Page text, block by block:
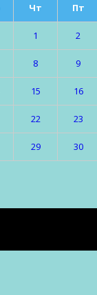
Чт Пт
1 2
8 9
15 16
22 23
29 30